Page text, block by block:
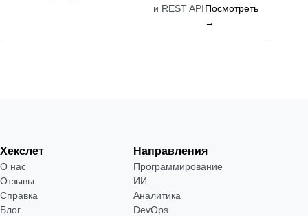
и REST APIПосмотреть
→
Хекслет
О нас
Отзывы
Справка
Блог
Направления
Программирование
ИИ
Аналитика
DevOps